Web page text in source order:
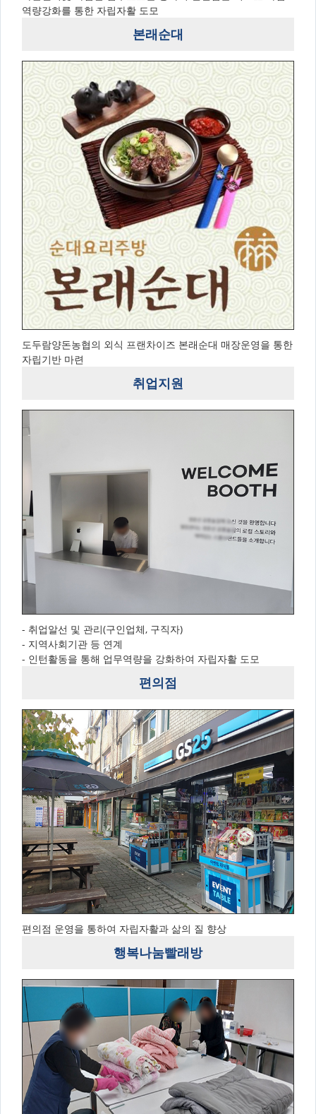
역량강화를 통한 자립자활 도모
본래순대
도두람양돈농협의 외식 프랜차이즈 본래순대 매장운영을 통한
자립기반 마련
취업지원
- 취업알선 및 관리(구인업체, 구직자)
- 지역사회기관 등 연계
- 인턴활동을 통해 업무역량을 강화하여 자립자활 도모
편의점
편의점 운영을 통하여 자립자활과 삶의 질 향상
행복나눔빨래방